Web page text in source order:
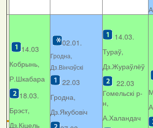
14.03
Кобрынь,
Р.Шкабара
18.03.
Брэст,
Дз.Кіцель
02.01.
Гродна,
Дз.Вінчэўскі
22.03
Гродна,
Дз.Якубовіч
14.03.
Тураў,
Дз.Жураўлёў
22.03
Гомельскі р-
н,
А.Халандач